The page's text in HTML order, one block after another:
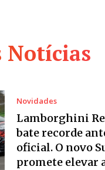
Notícias
Novidades
Lamborghini
bate recorde
oficial. O novo
promete elevar